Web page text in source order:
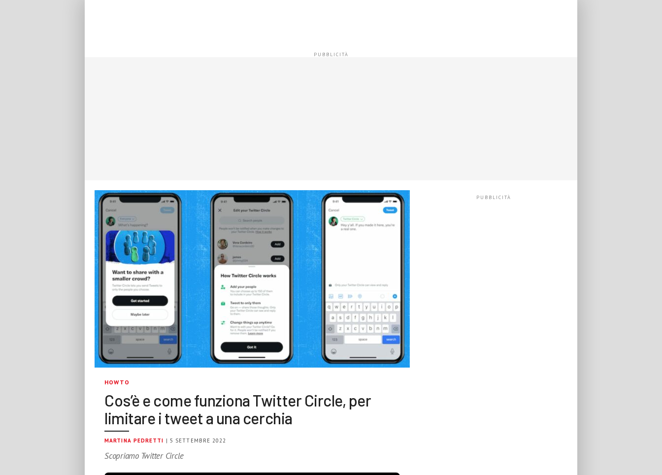
HOWTO
Cos’è e come funziona Twitter Circle, per
limitare i tweet a una cerchia
MARTINA PEDRETTI | 5 SETTEMBRE 2022
Scopriamo Twitter Circle